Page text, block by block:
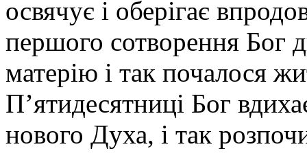
освячує і оберігає
першого сотворення Бог
матерію і так почалося
П’ятидесятниці Бог
нового Духа, і так